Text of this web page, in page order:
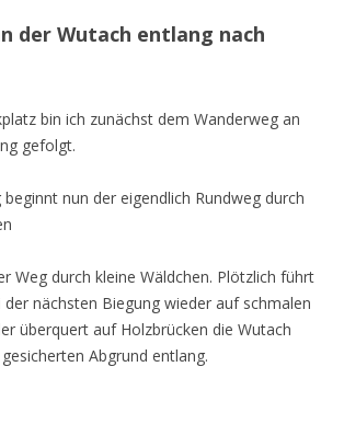
der Wutach entlang nach
bin ich zunächst dem Wanderweg an
gefolgt.
nun der eigendlich Rundweg durch
Weg durch kleine Wäldchen. Plötzlich führt
nächsten Biegung wieder auf schmalen
überquert auf Holzbrücken die Wutach
Abgrund entlang.